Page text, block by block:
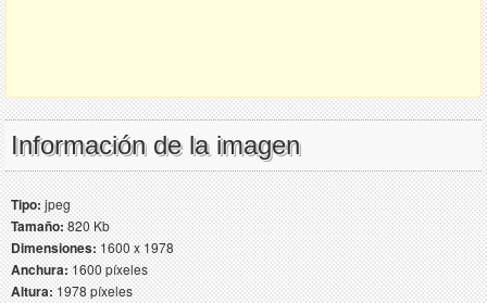
Información de la imagen
Tipo:jpeg
Tamaño:820 Kb
Dimensiones:1600 x 1978
Anchura:1600 píxeles
Altura:1978 píxeles